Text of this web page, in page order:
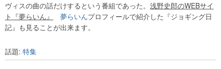
ヴィスの曲の話だけするという番組であった。 浅野史郎のWEBサイ
ト『夢らいん』
夢らいんプロフィールで紹介した『ジョギング日
記』も見ることが出来ます。
話題: 特集